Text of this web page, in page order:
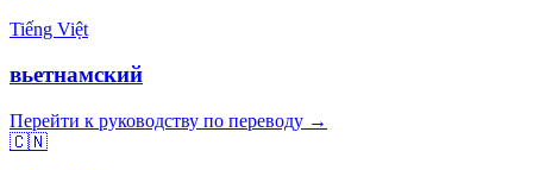
Tiếng Việt
вьетнамский
Перейти к руководству по переводу →
🇨🇳